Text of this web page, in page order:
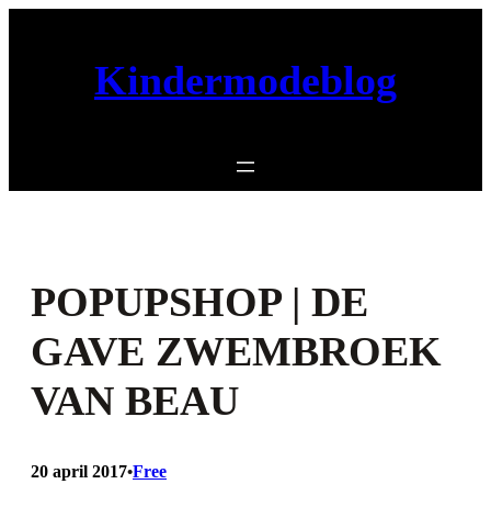
Kindermodeblog
POPUPSHOP | DE
GAVE ZWEMBROEK
VAN BEAU
20 april 2017•Free